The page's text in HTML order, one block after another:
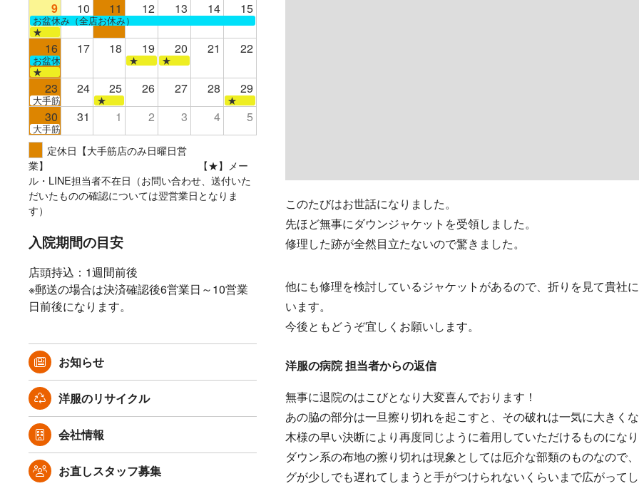
9 10 11 12 13 14 15
お盆休み（全店お休み）
★
16 17 18 19 20 21 22
お盆休み（全店お休み）★
★
★
23 24 25 26 27 28 29
大手筋 ★ ★
30 31 1 2 3 4 5
大手筋
定休日【大手筋店のみ日曜日営
業】 【★】メー
ル・LINE担当者不在日（お問い合わせ、送付いた
だいたものの確認については翌営業日となりま
す）
入院期間の目安
店頭持込：1週間前後
※郵送の場合は決済確認後6営業日～10営業
日前後になります。
お知らせ
洋服のリサイクル
会社情報
お直しスタッフ募集
このたびはお世話になりました。
先ほど無事にダウンジャケットを受領しました。
修理した跡が全然目立たないので驚きました。
他にも修理を検討しているジャケットがあるので、折りを見て貴社
います。
今後ともどうぞ宜しくお願いします。
洋服の病院 担当者からの返信
無事に退院のはこびとなり大変喜んでおります！
あの脇の部分は一旦擦り切れを起こすと、その破れは一気に大きく
木様の早い決断により再度同じように着用していただけるものにな
ダウン系の布地の擦り切れは現象としては厄介な部類のものなので
グが少しでも遅れてしまうと手がつけられないくらいまで広がって